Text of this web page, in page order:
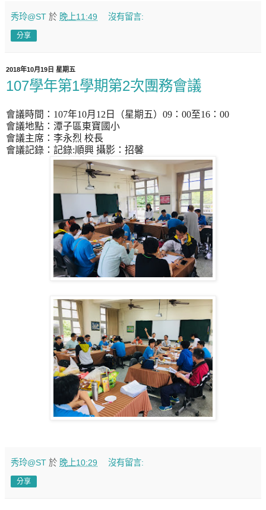
秀玲@ST 於 晚上11:49 沒有留言:
分享
2018年10月19日 星期五
107學年第1學期第2次團務會議
會議時間： 107年10月 12 日（星期五）09 ：00至16 ：00
會議地點：潭子區東寶國小
會議主席：李永烈 校長
會議記錄：記錄:順興 攝影：招馨
秀玲@ST 於 晚上10:29 沒有留言:
分享